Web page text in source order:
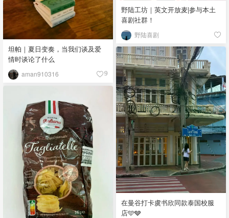
野陆工坊｜英文开放麦|参与本土
喜剧社群！
野陆喜剧
坦帕｜夏日变奏，当我们谈及爱
情时谈论了什么
aman910316 9
在曼谷打卡虞书欣同款泰国校服
店🩵🩶